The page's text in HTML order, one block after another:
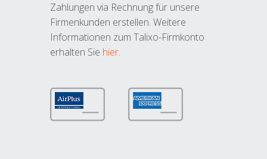
Zahlungen via Rechnung für unsere
Firmenkunden erstellen. Weitere
Informationen zum Talixo-Firmkonto
erhalten Sie hier.